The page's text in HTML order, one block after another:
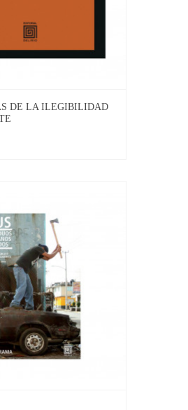
DE LA ILEGIBILIDAD